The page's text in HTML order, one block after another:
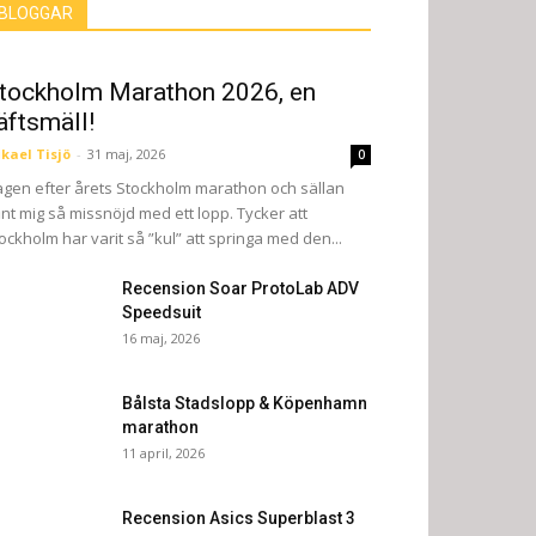
BLOGGAR
Marathon 2026, en
Tisjö - 31 maj, 2026 0
efter årets Stockholm marathon och sällan
mig så missnöjd med ett lopp. Tycker att
har varit så ”kul” att springa med den...
Recension Soar ProtoLab ADV
Speedsuit
16 maj, 2026
Bålsta Stadslopp & Köpenhamn
marathon
11 april, 2026
Recension Asics Superblast 3